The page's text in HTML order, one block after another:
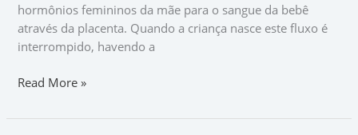
hormônios femininos da mãe para o sangue da bebê
através da placenta. Quando a criança nasce este fluxo é
interrompido, havendo a
Read More »